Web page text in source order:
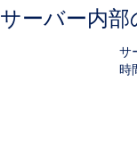
サーバー内
サ
時